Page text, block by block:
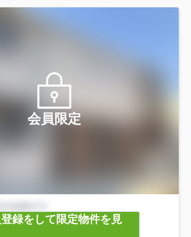
会員限定
録をして限定物件を見